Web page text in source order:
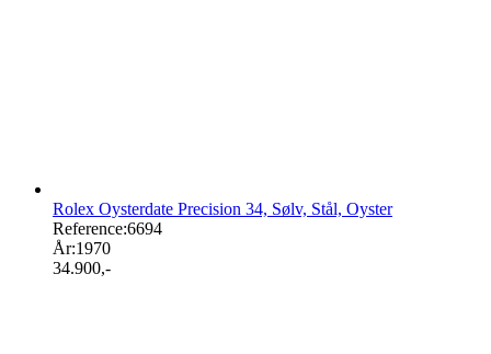
Rolex Oysterdate Precision 34, Sølv, Stål, Oyster
Reference:6694
År:1970
34.900,-